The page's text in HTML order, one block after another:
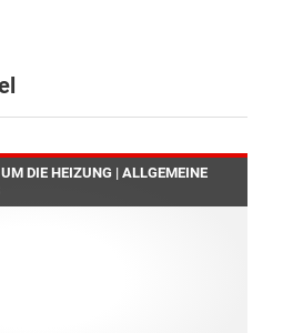
DIE HEIZUNG | ALLGEMEINE